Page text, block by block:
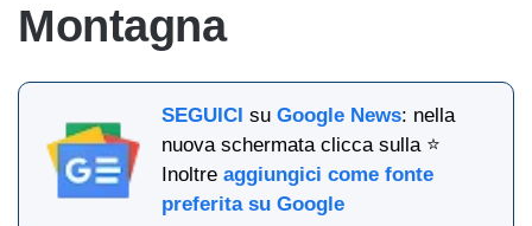
Montagna
SEGUICI suGoogle News: nella
nuova schermata clicca sulla ⭐
Inoltreaggiungici come fonte
preferita su Google